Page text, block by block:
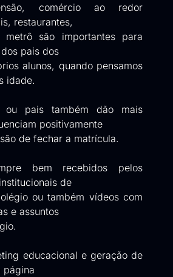
comércio ao redor
restaurantes,
são importantes para
pais dos
alunos, quando pensamos
idade.
ou pais também dão mais
positivamente
de fechar a matrícula.
bem recebidos pelos
de
ou também vídeos com
e assuntos
educacional e geração de
página